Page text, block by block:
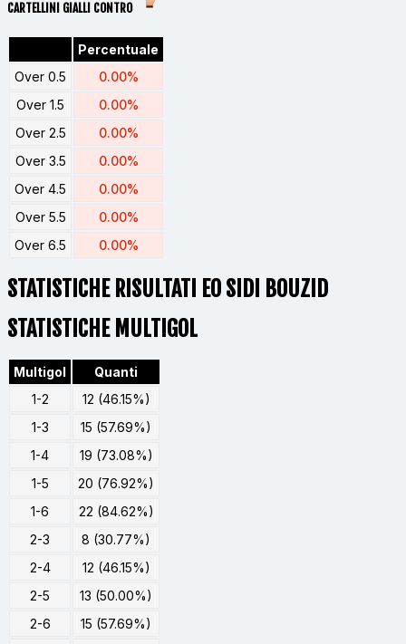
CARTELLINI GIALLI CONTRO
Percentuale
Over 0.5
0.00%
Over 1.5
0.00%
Over 2.5
0.00%
Over 3.5
0.00%
Over 4.5
0.00%
Over 5.5
0.00%
Over 6.5
0.00%
STATISTICHE RISULTATI EO SIDI BOUZID
STATISTICHE MULTIGOL
Multigol
Quanti
1-2
12 (46.15%)
1-3
15 (57.69%)
1-4
19 (73.08%)
1-5
20 (76.92%)
1-6
22 (84.62%)
2-3
8 (30.77%)
2-4
12 (46.15%)
2-5
13 (50.00%)
2-6
15 (57.69%)